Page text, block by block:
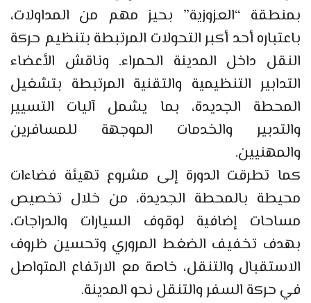
بمنطقة “العزوزية” بحيز مهم من المداولات،
باعتباره أحد أكبر التحولات المرتبطة بتنظيم حركة
النقل داخل المدينة الحمراء. وناقش الأعضاء
التدابير التنظيمية والتقنية المرتبطة بتشغيل
المحطة الجديدة، بما يشمل آليات التسيير
والتدبير والخدمات الموجهة للمسافرين
والمهنيين.
كما تطرقت الدورة إلى مشروع تهيئة فضاءات
محيطة بالمحطة الجديدة، من خلال تخصيص
مساحات إضافية لوقوف السيارات والدراجات،
بهدف تخفيف الضغط المروري وتحسين ظروف
الاستقبال والتنقل، خاصة مع الارتفاع المتواصل
في حركة السفر والتنقل نحو المدينة.